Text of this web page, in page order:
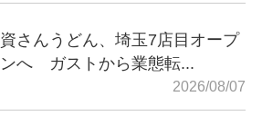
資さんうどん、埼玉7店目オープ
ンへ ガストから業態転...
2026/08/07